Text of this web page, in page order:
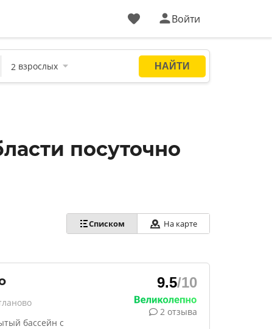
Войти
посуточно
Списком На карте
бассейн с
9.5/10
2 отзыва